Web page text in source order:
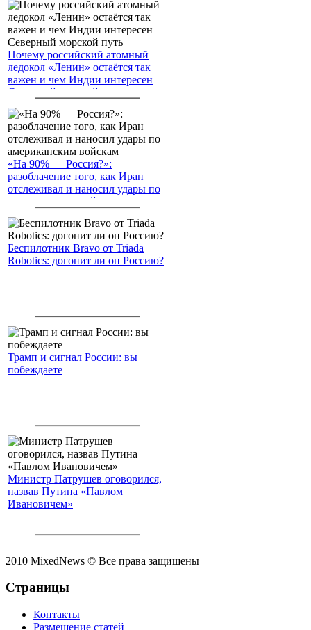
Почему российский атомный
ледокол «Ленин» остаётся так
важен и чем Индии интересен
Северный морской путь
«На 90% — Россия?»:
разоблачение того, как Иран
отслеживал и наносил удары по
американским войскам
Беспилотник Bravo от Triada
Robotics: догонит ли он Россию?
Трамп и сигнал России: вы
побеждаете
Министр Патрушев оговорился,
назвав Путина «Павлом
Ивановичем»
2010 MixedNews © Все права защищены
Страницы
Контакты
Размещение статей